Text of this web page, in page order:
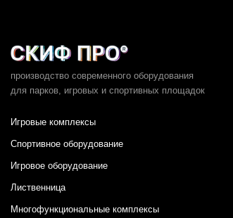
производство современного оборудования
для парков, игровых и спортивных площадок
Игровые комплексы
Спортивное оборудование
Игровое оборудование
Лиственница
Многофункциональные комплексы